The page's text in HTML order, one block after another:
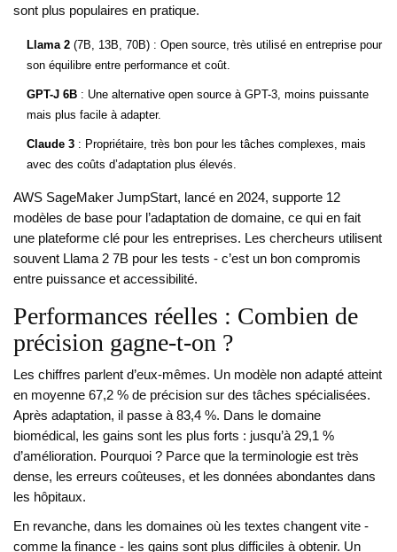
sont plus populaires en pratique.
Llama 2 (7B, 13B, 70B) : Open source, très utilisé en entreprise pour
son équilibre entre performance et coût.
GPT-J 6B : Une alternative open source à GPT-3, moins puissante
mais plus facile à adapter.
Claude 3 : Propriétaire, très bon pour les tâches complexes, mais
avec des coûts d’adaptation plus élevés.
AWS SageMaker JumpStart, lancé en 2024, supporte 12
modèles de base pour l’adaptation de domaine, ce qui en fait
une plateforme clé pour les entreprises. Les chercheurs utilisent
souvent Llama 2 7B pour les tests - c’est un bon compromis
entre puissance et accessibilité.
Performances réelles : Combien de
précision gagne-t-on ?
Les chiffres parlent d’eux-mêmes. Un modèle non adapté atteint
en moyenne 67,2 % de précision sur des tâches spécialisées.
Après adaptation, il passe à 83,4 %. Dans le domaine
biomédical, les gains sont les plus forts : jusqu’à 29,1 %
d’amélioration. Pourquoi ? Parce que la terminologie est très
dense, les erreurs coûteuses, et les données abondantes dans
les hôpitaux.
En revanche, dans les domaines où les textes changent vite -
comme la finance - les gains sont plus difficiles à obtenir. Un